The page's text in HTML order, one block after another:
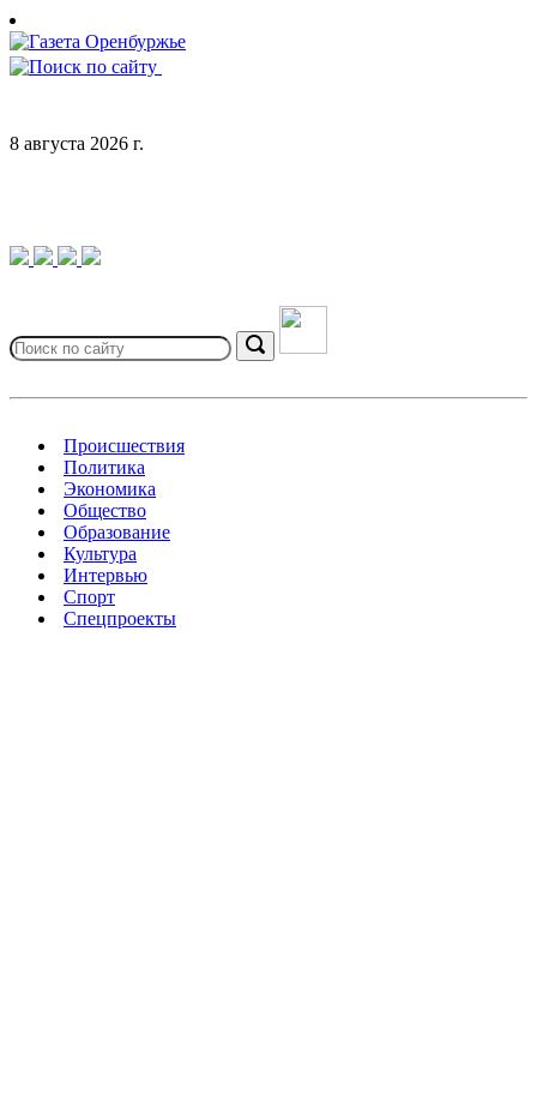
Skip
to
content
8 августа 2026 г.
for:
Search
Происшествия
Политика
Экономика
Общество
Образование
Культура
Интервью
Спорт
Спецпроекты